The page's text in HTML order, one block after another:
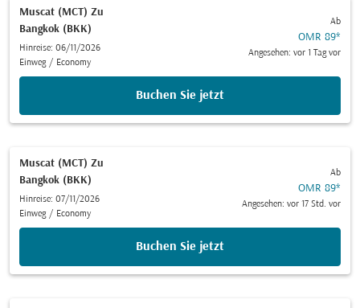
Muscat (MCT) Zu
Bangkok (BKK)
Hinreise: 06/11/2026
Einweg / Economy
Ab
OMR 89*
Angesehen: vor 1 Tag vor
Buchen Sie jetzt
Muscat (MCT) Zu
Bangkok (BKK)
Hinreise: 07/11/2026
Einweg / Economy
Ab
OMR 89*
Angesehen: vor 17 Std. vor
Buchen Sie jetzt